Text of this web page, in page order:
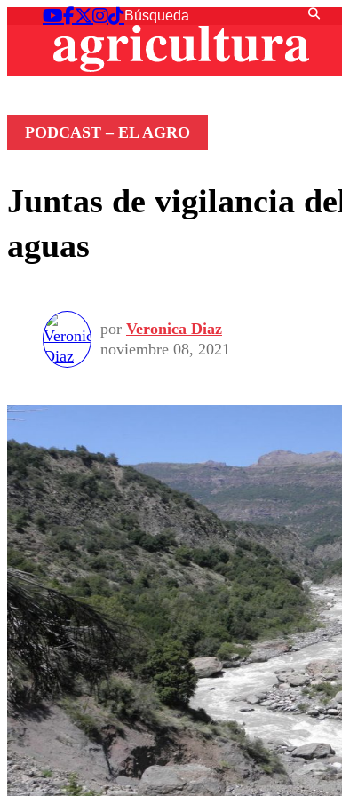
PODCAST – EL AGRO
Juntas de vigilancia
aguas
por Veronica Diaz
noviembre 08, 2021